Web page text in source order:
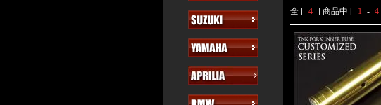
全 [ 4 ] 商品中 [ 1 - 4